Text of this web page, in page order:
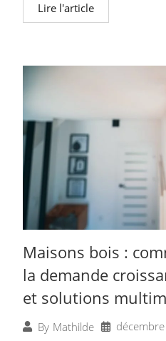
Lire l'article
Maisons bois :
la demande
et solutions
By Mathilde